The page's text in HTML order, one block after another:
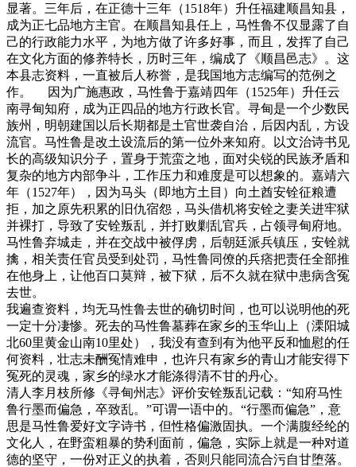
显著。三年后，在正德十三年（1518年）升任福建顺昌知县，
成为正七品地方主官。在顺昌知县任上，马性鲁不仅显露了自
己的行政能力水平，为地方做了许多好事，而且，发挥了自己
在文化方面的修养特长，历时三年，编成了《顺昌邑志》。这
本县志资料，一直被后人称誉，是我国地方志编写的范例之
作。 因为广施惠政，马性鲁于嘉靖四年（1525年）升任云
南寻甸知府，成为正四品的地方行政长官。寻甸是一个少数民
族州，明朝建国以后长期都是土官世袭自治，后因内乱，方设
流官。马性鲁是改土设流后的第一位外来知府。以文治诗书见
长的高级知识分子，置身于荒蛮之地，面对尖锐的民族矛盾和
复杂的地方内部争斗，工作压力和难度是可以想象的。嘉靖六
年（1527年），因为马头（即地方土目）向土酋安铨征粮遭
拒，加之原先积累的旧仇宿怨，马头借机将安铨之妻关进牢狱
并裸打，导致了安铨叛乱，并打败剿乱官兵，占领寻甸府地。
马性鲁弃城走，并在交战中被俘虏，后朝廷派兵镇压，安铨就
擒，相关责任官员受到处罚，马性鲁同僚的兵痞把责任全部推
在他身上，让他百口莫辩，被下狱，后不久就在狱中患病含冤
去世。
我遍查资料，均无马性鲁去世的确切时间，也可以说明他的死
一定十分凄惨。死去的马性鲁墓葬在家乡的玉华山上（溧阳城
北60里黄金山南10里处），我没有查到有为他平反和恤慰的任
何资料，壮志未酬冤情难申，也许只有家乡的青山才能安得下
冤死的灵魂，家乡的绿水才能涤得清不甘的丹心。
清人李月枝所修《寻甸州志》评价安铨叛乱记载：“知府马性
鲁行墨而偏急，卒致乱。”可谓一语中的。“行墨而偏急”，意
思是马性鲁爱好文字诗书，但性格偏激固执。一个满腹经纶的
文化人，在野蛮粗暴的势利面前，偏急，实际上就是一种对道
德的坚守，一份对正义的执着，否则只能同流合污自甘堕落。